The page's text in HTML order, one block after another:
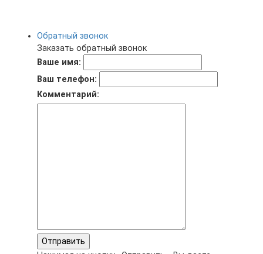
Обратный звонок
Заказать обратный звонок
Ваше имя:
Ваш телефон:
Комментарий:
Отправить